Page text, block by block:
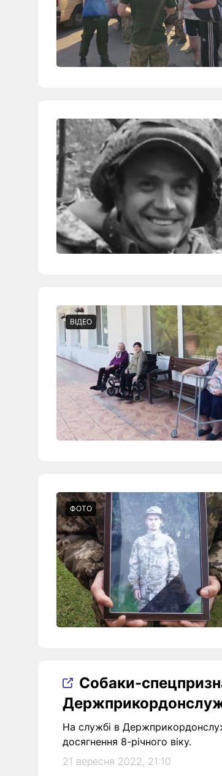
ВІДЕО
ФОТО
Собаки-
На службі в
досягнення 8-річного віку.
21 вересня 2022, 21:10